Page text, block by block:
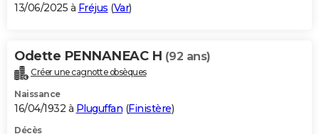
13/06/2025 à Fréjus (Var)
Odette PENNANEAC H (92 ans)
Créer une cagnotte obsèques
Naissance
16/04/1932 à Pluguffan (Finistère)
Décès